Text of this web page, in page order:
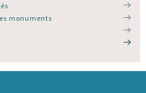
monuments